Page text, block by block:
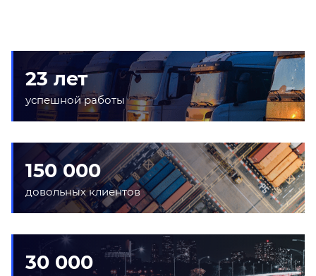
23 лет
успешной работы
150 000
довольных клиентов
30 000